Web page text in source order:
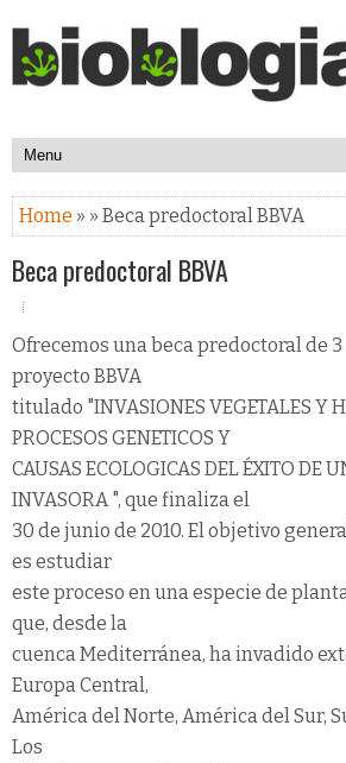
Home » » Beca predoctoral BBVA
Beca predoctoral BBVA
Ofrecemos una beca predoctoral de
proyecto BBVA
titulado "INVASIONES VEGETALES Y
PROCESOS GENETICOS Y
CAUSAS ECOLOGICAS DEL ÉXITO DE
INVASORA ", que finaliza el
30 de junio de 2010. El objetivo
es estudiar
este proceso en una especie de
que, desde la
cuenca Mediterránea, ha invadido
Europa Central,
América del Norte, América del Sur,
Los